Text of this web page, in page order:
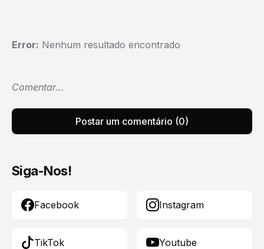
Error: Nenhum resultado encontrado
Comentar...
Postar um comentário (0)
Siga-Nos!
Facebook Instagram
TikTok Youtube